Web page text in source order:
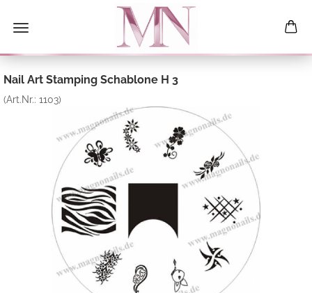
Nail Art Stamping Schablone H 3
(Art.Nr.: 1103)